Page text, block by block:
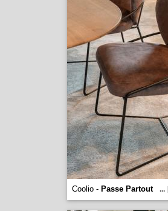
Coolio - Passe Partout ...